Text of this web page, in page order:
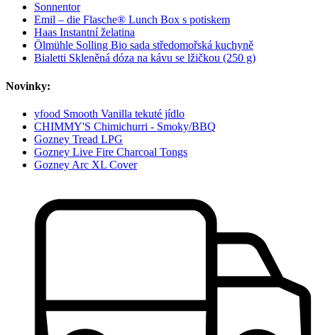
Sonnentor
Emil – die Flasche® Lunch Box s potiskem
Haas Instantní želatina
Ölmühle Solling Bio sada středomořská kuchyně
Bialetti Skleněná dóza na kávu se lžičkou (250 g)
Novinky:
yfood Smooth Vanilla tekuté jídlo
CHIMMY'S Chimichurri - Smoky/BBQ
Gozney Tread LPG
Gozney Live Fire Charcoal Tongs
Gozney Arc XL Cover